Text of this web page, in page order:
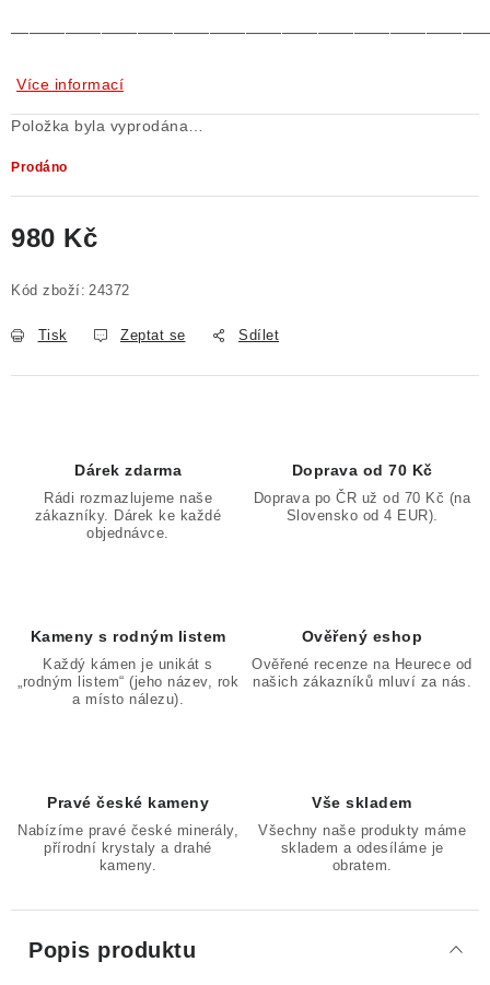
Více informací
Položka byla vyprodána…
Prodáno
980 Kč
Kód zboží: 24372
Tisk Zeptat se Sdílet
Dárek zdarma
Rádi rozmazlujeme naše
zákazníky. Dárek ke každé
objednávce.
Doprava od 70 Kč
Doprava po ČR už od 70 Kč (na
Slovensko od 4 EUR).
Kameny s rodným listem
Každý kámen je unikát s
„rodným listem“ (jeho název, rok
a místo nálezu).
Ověřený eshop
Ověřené recenze na Heurece od
našich zákazníků mluví za nás.
Pravé české kameny
Nabízíme pravé české minerály,
přírodní krystaly a drahé
kameny.
Vše skladem
Všechny naše produkty máme
skladem a odesíláme je
obratem.
Popis produktu